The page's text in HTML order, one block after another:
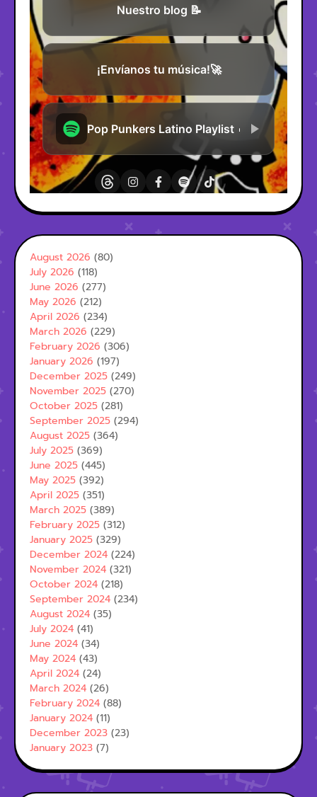
August 2026 (80)
July 2026 (118)
June 2026 (277)
May 2026 (212)
April 2026 (234)
March 2026 (229)
February 2026 (306)
January 2026 (197)
December 2025 (249)
November 2025 (270)
October 2025 (281)
September 2025 (294)
August 2025 (364)
July 2025 (369)
June 2025 (445)
May 2025 (392)
April 2025 (351)
March 2025 (389)
February 2025 (312)
January 2025 (329)
December 2024 (224)
November 2024 (321)
October 2024 (218)
September 2024 (234)
August 2024 (35)
July 2024 (41)
June 2024 (34)
May 2024 (43)
April 2024 (24)
March 2024 (26)
February 2024 (88)
January 2024 (11)
December 2023 (23)
January 2023 (7)